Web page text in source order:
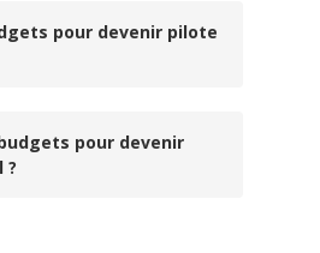
pour devenir pilote
pour devenir
?